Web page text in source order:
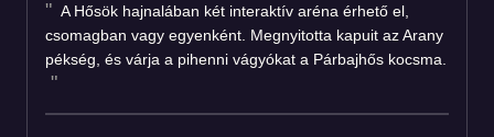
A Hősök hajnalában két interaktív aréna érhető el,
csomagban vagy egyenként. Megnyitotta kapuit az Arany
pékség, és várja a pihenni vágyókat a Párbajhős kocsma.